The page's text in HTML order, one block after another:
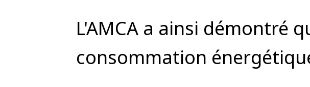
L'AMCA a ainsi démontré
consommation